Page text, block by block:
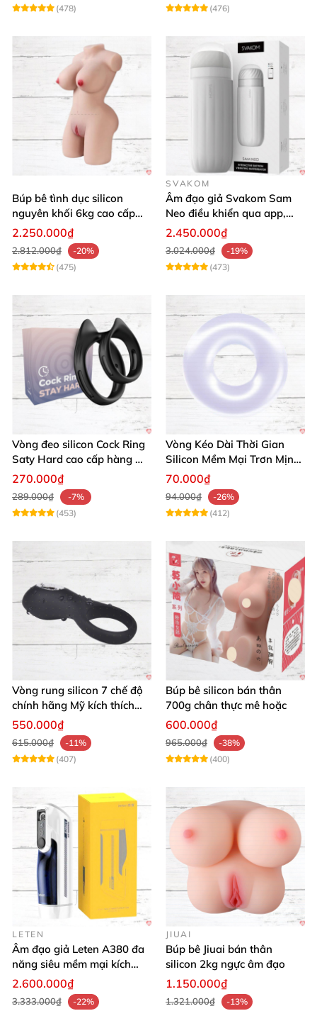
(478)
(476)
Búp bê tình dục silicon
nguyên khối 6kg cao cấp
giá rẻ mềm mại
2.250.000₫
2.812.000₫
-20%
(475)
SVAKOM
Âm đạo giả Svakom Sam
Neo điều khiển qua app,
webcam tương tác, trải
nghiệm thực tế
2.450.000₫
3.024.000₫
-19%
(473)
Vòng đeo silicon Cock Ring
Saty Hard cao cấp hàng Mỹ
chất lượng
270.000₫
289.000₫
-7%
(453)
Vòng Kéo Dài Thời Gian
Silicon Mềm Mại Trơn Mịn
Tăng Khoái Cảm
70.000₫
94.000₫
-26%
(412)
Vòng rung silicon 7 chế độ
chính hãng Mỹ kích thích
cực đỉnh
550.000₫
615.000₫
-11%
(407)
Búp bê silicon bán thân
700g chân thực mê hoặc
600.000₫
965.000₫
-38%
(400)
LETEN
Âm đạo giả Leten A380 đa
năng siêu mềm mại kích
thích phái mạnh
2.600.000₫
3.333.000₫
-22%
JIUAI
Búp bê Jiuai bán thân
silicon 2kg ngực âm đạo
1.150.000₫
1.321.000₫
-13%